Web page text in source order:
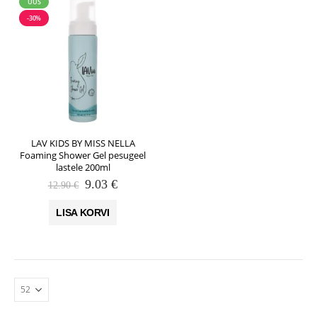
-30%
LAV KIDS BY MISS NELLA
Foaming Shower Gel pesugeel
lastele 200ml
12.90€ Algne
oli:
9.03€Praegune
LISA KORVI